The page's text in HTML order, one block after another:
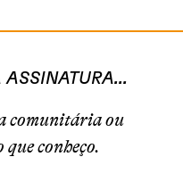
comunitária ou
conheço.